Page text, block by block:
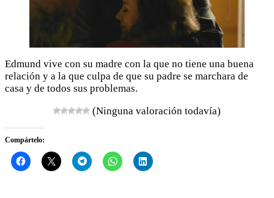
Edmund vive con su madre con la que no tiene una buena
relación y a la que culpa de que su padre se marchara de
casa y de todos sus problemas.
(Ninguna valoración todavía)
Compártelo: